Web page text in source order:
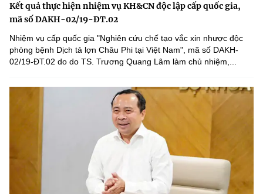
Điều khoản sử dụng Theo dõi MST:
Cơ quan chủ quản: Bộ Khoa học và Công nghệ (MST)
Chịu trách nhiệm nội dung: Nguyễn Thị Hải Hằng
Địa chỉ: Ban Biên tập Cổng TTĐT - 18 Nguyễn Du, TP. Hà Nội
©2026 Bản quyền thuộc Bộ Khoa Học và Công Nghệ
(Ghi rõ nguồn "https://mst.gov.vn" khi phát hành lại thông tin từ
website này)
Kết quả thực hiện nhiệm vụ KH&CN độc lập cấp quốc gia,
mã số DAKH-02/19-ĐT.02
Nhiệm vụ cấp quốc gia "Nghiên cứu chế tạo vắc xin nhược độc
phòng bệnh Dịch tả lợn Châu Phi tại Việt Nam", mã số DAKH-
02/19-ĐT.02 do do TS. Trương Quang Lâm làm chủ nhiệm,...